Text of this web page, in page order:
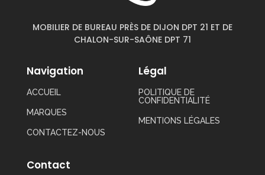
MOBILIER DE BUREAU PRÈS DE DIJON DPT 21 ET DE
CHALON-SUR-SAÔNE DPT 71
Navigation
ACCUEIL
MARQUES
CONTACTEZ-NOUS
Légal
POLITIQUE DE
CONFIDENTIALITÉ
MENTIONS LÉGALES
Contact